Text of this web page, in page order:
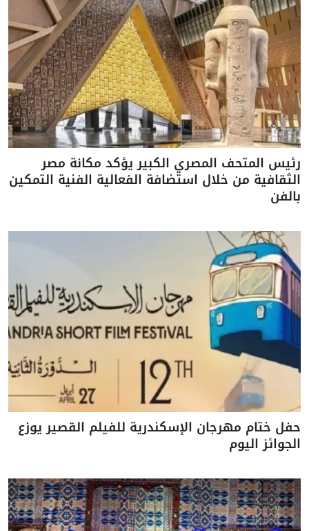
رئيس المتحف المصري الكبير يؤكد مكانة مصر
الثقافية من خلال استضافة الفعالية الفنية التمكين
بالفن
حفل ختام مهرجان الإسكندرية للفيلم القصير يوزع
الجوائز اليوم